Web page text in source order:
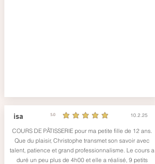
isa 5.0
durchschnittliches Rating ist 5 von 5 10.2.25
COURS DE PÂTISSERIE pour ma petite fille de 12 ans.
Que du plaisir, Christophe transmet son savoir avec
talent, patience et grand professionnalisme. Le cours a
duré un peu plus de 4h00 et elle a réalisé, 9 petits